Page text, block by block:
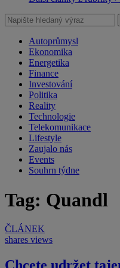
Autoprůmysl
Ekonomika
Energetika
Finance
Investování
Politika
Reality
Technologie
Telekomunikace
Lifestyle
Zaujalo nás
Events
Souhrn týdne
Tag: Quandl
ČLÁNEK
shares views